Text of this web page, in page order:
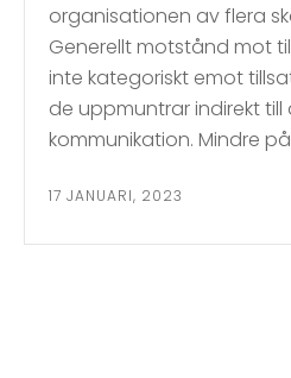
organisationen av flera
Generellt motstånd mot
inte kategoriskt emot
de uppmuntrar indirekt
kommunikation. Mindre
17 JANUARI, 2023